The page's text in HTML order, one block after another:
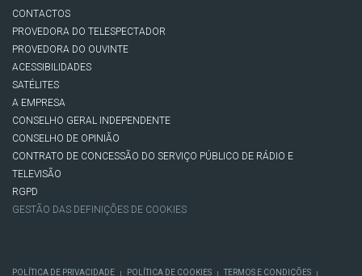
CONTACTOS
PROVEDORA DO TELESPECTADOR
PROVEDORA DO OUVINTE
ACESSIBILIDADES
SATÉLITES
A EMPRESA
CONSELHO GERAL INDEPENDENTE
CONSELHO DE OPINIÃO
CONTRATO DE CONCESSÃO DO SERVIÇO PÚBLICO DE RÁDIO E
TELEVISÃO
RGPD
GESTÃO DAS DEFINIÇÕES DE COOKIES
POLÍTICA DE PRIVACIDADE | POLÍTICA DE COOKIES | TERMOS E CONDIÇÕES |